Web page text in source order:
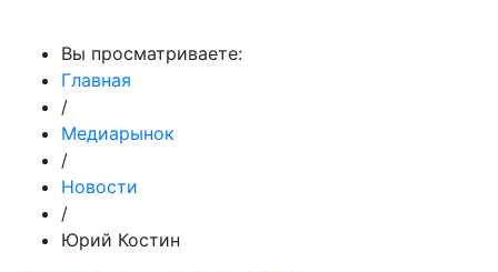
Вы просматриваете:
Главная
/
Медиарынок
/
Новости
/
Юрий Костин